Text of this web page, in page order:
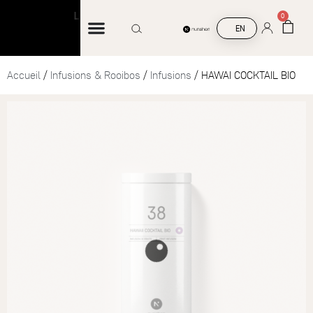
Livraison offerte à partir de 45 € d’achat
EN
0
Accueil / Infusions & Rooibos / Infusions / HAWAI COCKTAIL BIO